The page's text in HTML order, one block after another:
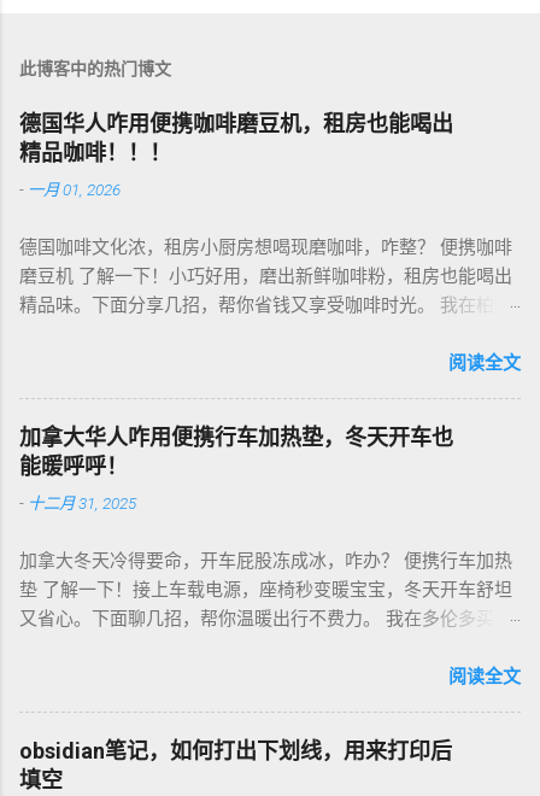
此博客中的热门博文
德国华人咋用便携咖啡磨豆机，租房也能喝出
精品咖啡！！！
- 一月 01, 2026
德国咖啡文化浓，租房小厨房想喝现磨咖啡，咋整？ 便携咖啡
磨豆机 了解一下！小巧好用，磨出新鲜咖啡粉，租房也能喝出
精品味。下面分享几招，帮你省钱又享受咖啡时光。 我在柏林
挑磨豆机看磨芯，陶瓷的耐用不发热，像Hario、Porlex这些牌
邻居可能嫌吵…… 磨豆有讲究。粗磨适合法压壶，细磨适合意式
咖啡机，App上查磨豆粗细对照表，新手不翻车。我每周磨一
次，存密封罐，早上冲杯咖啡，香到飞起！德国超市咖啡豆
贵，网购Amazon.de或本地咖啡店促销，10欧元买半磅好豆，
欧元搞定。华人微信群也有二手交易，20欧元能淘好货。 便携
咖啡磨豆机 让德国华人租房也能喝精品咖啡，赶紧试试，生活
更有味！
阅读全文
加拿大华人咋用便携行车加热垫，冬天开车也
能暖呼呼！
- 十二月 31, 2025
加拿大冬天冷得要命，开车屁股冻成冰，咋办？ 便携行车加热
垫 了解一下！接上车载电源，座椅秒变暖宝宝，冬天开车舒坦
又省心。下面聊几招，帮你温暖出行不费力。 我在多伦多买了
质，绒布的舒服又耐用，像Wagan、Comfier这些牌子，加热快
车座尺寸，通用款最省心。 用的时候简单到爆。插上车载
USB，5分钟座椅热乎乎，开长途都不冷。我在卡尔加里雪天开
阅读全文
obsidian笔记，如何打出下划线，用来打印后
填空